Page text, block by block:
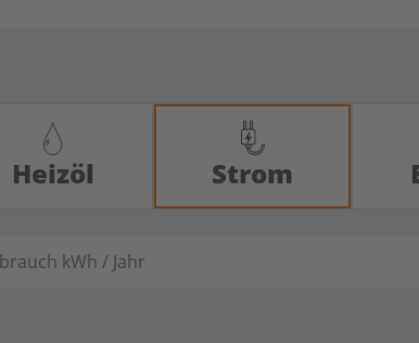
Heizöl Strom